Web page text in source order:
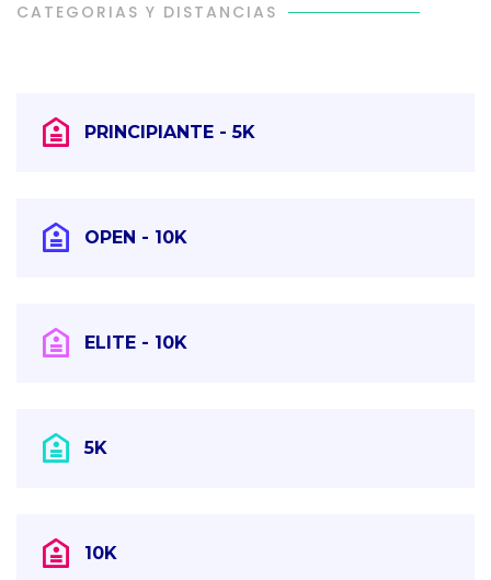
CATEGORIAS Y DISTANCIAS
PRINCIPIANTE - 5K
OPEN - 10K
ELITE - 10K
5K
10K